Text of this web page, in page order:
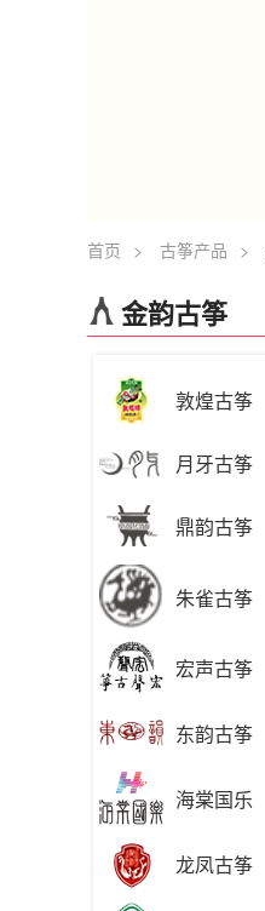
首页 > 古筝产品 >
金韵古筝
敦煌古筝
月牙古筝
鼎韵古筝
朱雀古筝
宏声古筝
东韵古筝
海棠国乐
龙凤古筝